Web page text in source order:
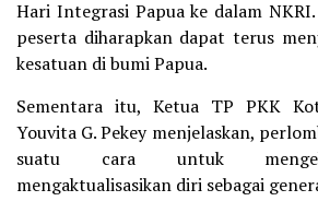
Hari Integrasi Papua ke dalam
peserta diharapkan dapat terus
kesatuan di bumi Papua.
Sementara itu, Ketua TP PKK
Youvita G. Pekey menjelaskan,
suatu cara untuk
mengaktualisasikan diri sebagai